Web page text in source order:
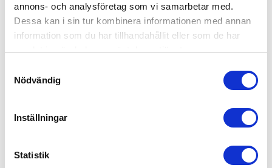
annons- och analysföretag som vi samarbetar med.
Dessa kan i sin tur kombinera informationen med annan
information som du har tillhandahållit eller som de har
samlat in när du har använt deras tjänster.
Nödvändig
Inställningar
Statistik
Bemannia AB
Snabbemanning: